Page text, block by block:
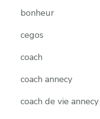
bonheur
cegos
coach
coach annecy
coach de vie annecy